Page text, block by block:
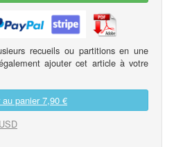
recueils ou partitions en une
ajouter cet article à votre
panier7,90 €